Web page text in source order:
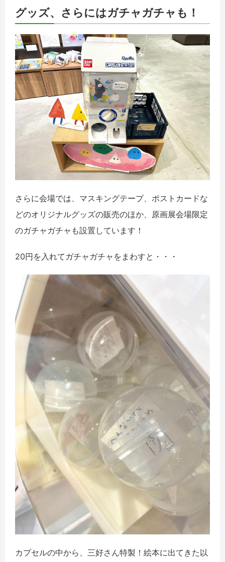
グッズ、さらにはガチャガチャも！
さらに会場では、マスキングテープ、ポストカードな
どのオリジナルグッズの販売のほか、原画展会場限定
のガチャガチャも設置しています！
20円を入れてガチャガチャをまわすと・・・
カプセルの中から、三好さん特製！絵本に出てきた以